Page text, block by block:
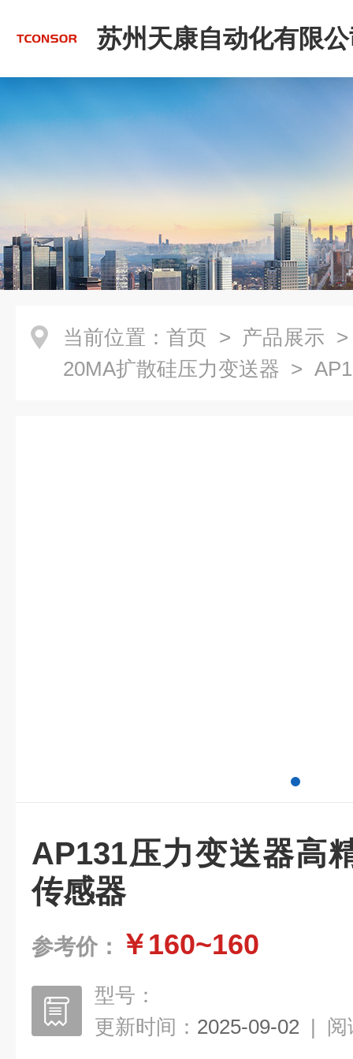
苏州天康自动化有限
当前位置： 首页 > 产品展示
20MA扩散硅压力变送器 >
AP131压力变送器高
传感器
参考价： ￥160~160
型号：
更新时间： 2025-09-02 | 阅